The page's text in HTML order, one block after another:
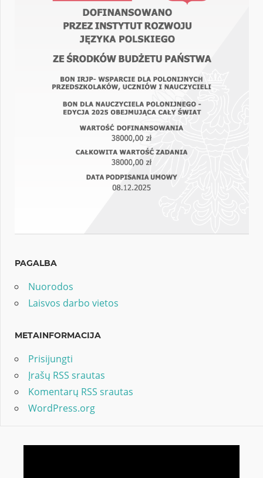
PAGALBA
Nuorodos
Laisvos darbo vietos
METAINFORMACIJA
Prisijungti
Įrašų RSS srautas
Komentarų RSS srautas
WordPress.org